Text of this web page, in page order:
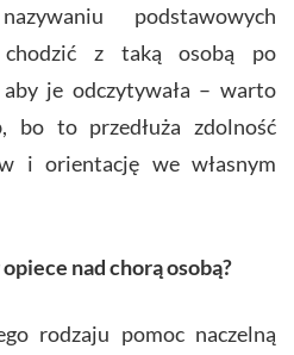
podstawowych
chodzić z taką osobą po
je odczytywała – warto
bo to przedłuża zdolność
i orientację we własnym
nad chorą osobą?
rodzaju pomoc naczelną